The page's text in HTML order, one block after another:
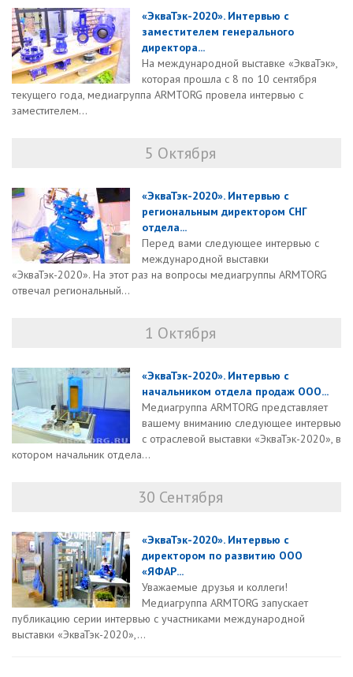
«ЭкваТэк-2020». Интервью с
заместителем генерального
директора...
На международной выставке «ЭкваТэк»,
которая прошла с 8 по 10 сентября
текущего года, медиагруппа ARMTORG провела интервью с
заместителем...
5 Октября
«ЭкваТэк-2020». Интервью с
региональным директором СНГ
отдела...
Перед вами следующее интервью с
международной выставки
«ЭкваТэк-2020». На этот раз на вопросы медиагруппы ARMTORG
отвечал региональный...
1 Октября
«ЭкваТэк-2020». Интервью с
начальником отдела продаж ООО...
Медиагруппа ARMTORG представляет
вашему вниманию следующее интервью
с отраслевой выставки «ЭкваТэк-2020», в
котором начальник отдела...
30 Сентября
«ЭкваТэк-2020». Интервью с
директором по развитию ООО
«ЯФАР...
Уважаемые друзья и коллеги!
Медиагруппа ARMTORG запускает
публикацию серии интервью с участниками международной
выставки «ЭкваТэк-2020»,...